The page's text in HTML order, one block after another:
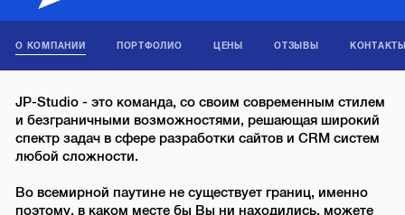
О КОМПАНИИ ПОРТФОЛИО ЦЕНЫ ОТЗЫВЫ
JP-Studio - это команда, со своим современным стилем
и безграничными возможностями, решающая широкий
спектр задач в сфере разработки сайтов и CRM систем
любой сложности.
Во всемирной паутине не существует границ, именно
поэтому, в каком месте бы Вы ни находились, можете